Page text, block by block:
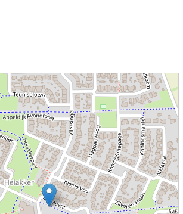
nieuws: 51.46566 / 5.81031